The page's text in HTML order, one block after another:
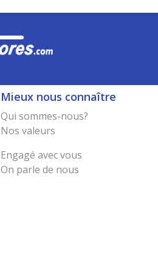
Mieux nous connaître
Qui sommes-nous?
Nos valeurs
Engagé avec vous
On parle de nous